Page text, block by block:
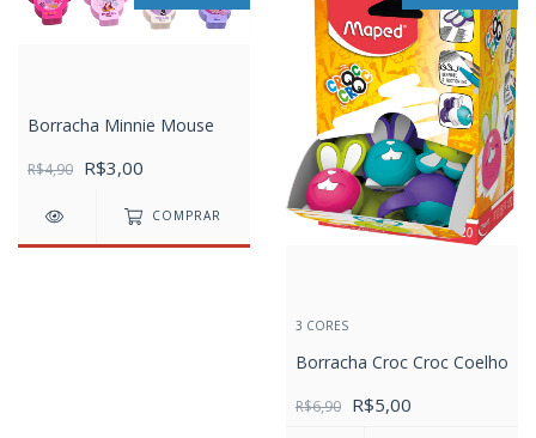
Borracha Minnie Mouse
R$4,90 R$3,00
COMPRAR
3 CORES
Borracha Croc Croc Coelho
R$6,90 R$5,00